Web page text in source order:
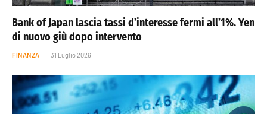
Bank of Japan lascia tassi d’interesse fermi all’1%. Yen
di nuovo giù dopo intervento
FINANZA 31 Luglio 2026